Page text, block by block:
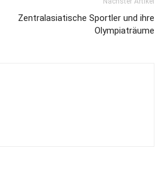
Zentralasiatische Sportler und ihre
Olympiaträume